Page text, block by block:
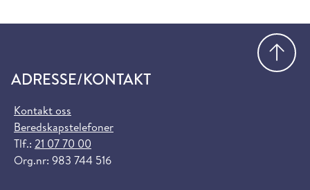
ADRESSE/KONTAKT
Kontakt oss
Beredskapstelefoner
Tlf.: 21 07 70 00
Org.nr: 983 744 516